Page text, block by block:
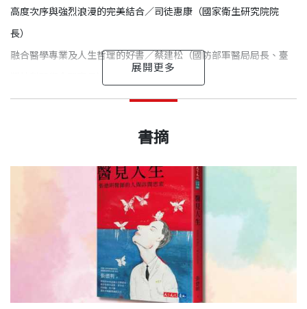
源源不絕的創作，只為求取一份觸動，帶來一些反思，分享一些趣
味，忘掉一些憂煩，從而引導人生或疾病於正面健康的道路上。」
見人生》推薦給各位朋友，和大家分享這份兼具仁心與雅趣的杏林
春暖。
張院長不僅仁心仁術，他對病患也格外用心，知道醫師看病，不只
注意表象的病徵，還要探究病患絲絲縷縷的因緣牽絆，從源頭開解
方才是良策。
高度次序與強烈浪漫的完美結合／司徒惠康（國家衛生研究院院
長）
融合醫學專業及人生哲理的好書／蔡建松（國防部軍醫局局長、臺
閒隱人間角落，記錄診間感受、常日悲喜
水彩畫／眼睛／子系感冒／頭暈／商務艙與經濟艙／母親節／遊園
臺南遊／甜蜜／如果四季沒有秋／灰紅藍白黃／夜宴迷途／奇幻之
花花世界／是否紅過？／風雨同車／捨不得剝開的橘子／捨得剝開
寫書不難， 嘈嘈切切錯雜彈，大珠小珠落玉盤，快火慢燉，終究
是一道道香氣芬馥的珍饈佳餚。倒是書名訂得掙扎，該穿燕尾服還
是牛仔褲出場，就琢磨了好幾宿。最後的選擇，還是包括高希均創
辦人在內許多人的集思廣益。
觸來往，大多是因為公務，印象中，他有一張嚴肅認真的臉，讓人
感到信任和專業，也將榮總這座大醫院治理得井井有條。
他退休之後專注於寫作與繪畫，至今已完成三本著作。這本《醫見
人生》，是他重新拾筆創作的觀察與記錄，雖是小品，卻篇篇雋
永。透過這本書，我看見了張院長在職場之外的細膩與溫柔，樂將
《醫見人生》推薦給各位朋友，和大家分享這份兼具仁心與雅趣的
國防醫學院醫學士、美國哈佛大學生物學碩士、國立
美國風濕學院院士，曾擔任三軍總醫院院長、國防醫
學院院長、國防部軍醫局局長、臺北榮民總醫院院
醫療專長為紅斑性狼瘡、類風濕性關節炎、過敏免
疫、痛風，著有「行醫三部曲」：《醫中有情：臺北
榮民總醫院院長張德明的行醫筆記》、《人醫之間：
書號 BGB584
出版社 天下文化
裝幀 平裝
書摘